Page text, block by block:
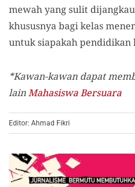
mewah yang sulit
khususnya bagi kelas
untuk siapakah pendidikan
*Kawan-kawan dapat
lainMahasiswa Bersuara
Editor: Ahmad Fikri